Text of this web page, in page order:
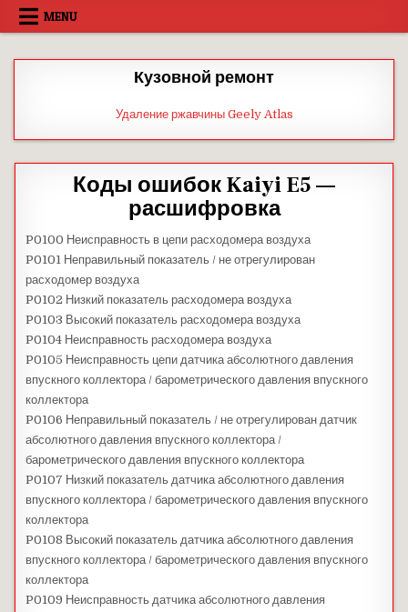
Skip
MENU
Кузовной ремонт
Удаление ржавчины Geely Atlas
Коды ошибок Kaiyi E5 —
расшифровка
P0100 Неисправность в цепи расходомера воздуха
P0101 Неправильный показатель / не отрегулирован
расходомер воздуха
P0102 Низкий показатель расходомера воздуха
P0103 Высокий показатель расходомера воздуха
P0104 Неисправность расходомера воздуха
P0105 Неисправность цепи датчика абсолютного давления
впускного коллектора / барометрического давления впускного
коллектора
P0106 Неправильный показатель / не отрегулирован датчик
абсолютного давления впускного коллектора /
барометрического давления впускного коллектора
P0107 Низкий показатель датчика абсолютного давления
впускного коллектора / барометрического давления впускного
коллектора
P0108 Высокий показатель датчика абсолютного давления
впускного коллектора / барометрического давления впускного
коллектора
P0109 Неисправность датчика абсолютного давления